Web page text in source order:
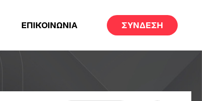
ΕΠΙΚΟΙΝΩΝΙΑ ΣΥΝΔΕΣΗ